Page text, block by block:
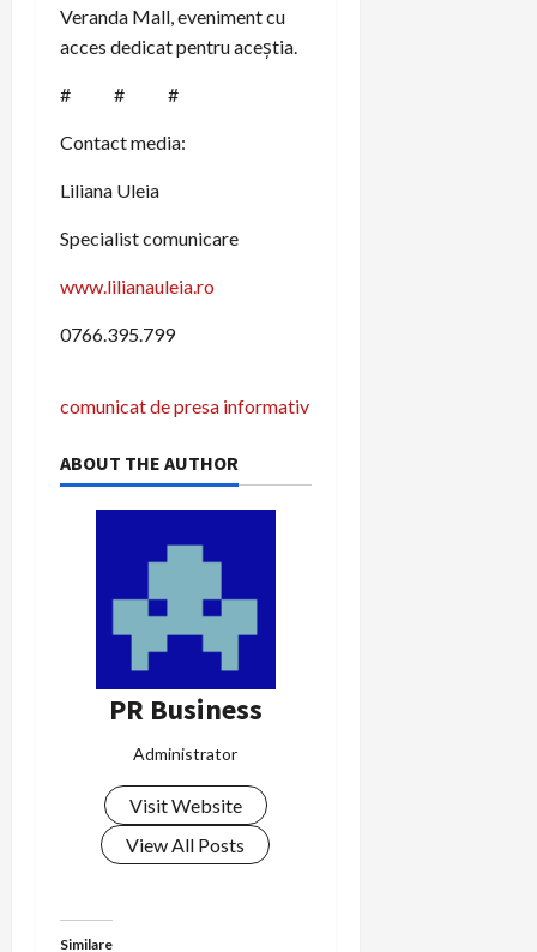
Veranda Mall, eveniment cu
acces dedicat pentru aceștia.
# # #
Contact media:
Liliana Uleia
Specialist comunicare
www.lilianauleia.ro
0766.395.799
P
o
comunicat de presa informativ
ABOUT THE AUTHOR
PR Business
Administrator
Visit Website
View All Posts
Similare